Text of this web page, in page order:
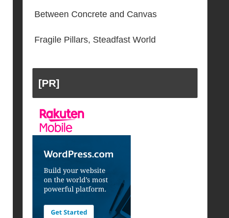
Between Concrete and Canvas
Fragile Pillars, Steadfast World
[PR]